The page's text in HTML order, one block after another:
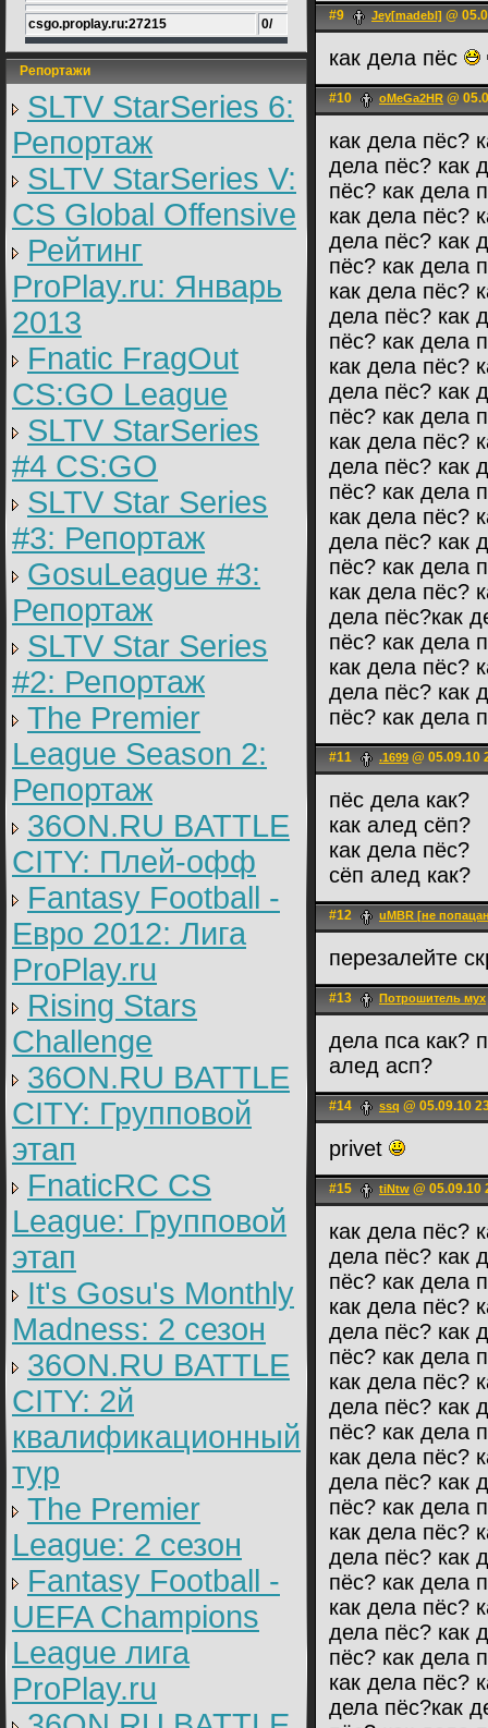
csgo.proplay.ru:27215 0/
Репортажи
SLTV StarSeries 6:
Репортаж
SLTV StarSeries V:
CS Global Offensive
Рейтинг
ProPlay.ru: Январь
2013
Fnatic FragOut
CS:GO League
SLTV StarSeries
#4 CS:GO
SLTV Star Series
#3: Репортаж
GosuLeague #3:
Репортаж
SLTV Star Series
#2: Репортаж
The Premier
League Season 2:
Репортаж
36ON.RU BATTLE
CITY: Плей-офф
Fantasy Football -
Евро 2012: Лига
ProPlay.ru
Rising Stars
Challenge
36ON.RU BATTLE
CITY: Групповой
этап
FnaticRC CS
League: Групповой
этап
It's Gosu's Monthly
Madness: 2 сезон
36ON.RU BATTLE
CITY: 2й
квалификационный
тур
The Premier
League: 2 cезон
Fantasy Football -
UEFA Champions
League лига
ProPlay.ru
#9 Jey[madebl] @
как дела пёс
#10 oMeGa2HR @
как дела пёс?
дела пёс? как
пёс? как дела
как дела пёс?
дела пёс? как
пёс? как дела
как дела пёс?
дела пёс? как
пёс? как дела
как дела пёс?
дела пёс? как
пёс? как дела
как дела пёс?
дела пёс? как
пёс? как дела
как дела пёс?
дела пёс? как
пёс? как дела
как дела пёс?
дела пёс?как
пёс? как дела
как дела пёс?
дела пёс? как
пёс? как дела
#11 .1699 @ 05.09.10
пёс дела как?
как алед сёп?
как дела пёс?
сёп алед как?
#12 uMBR [не
перезалейте
#13 Потрошитель мух
дела пса как?
алед асп?
#14 ssq @ 05.09.10
privet
#15 tiNtw @ 05.09.10
как дела пёс?
дела пёс? как
пёс? как дела
как дела пёс?
дела пёс? как
пёс? как дела
как дела пёс?
дела пёс? как
пёс? как дела
как дела пёс?
дела пёс? как
пёс? как дела
как дела пёс?
дела пёс? как
пёс? как дела
как дела пёс?
дела пёс? как
пёс? как дела
как дела пёс?
дела пёс?как